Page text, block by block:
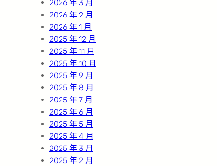
2026 年 3 月
2026 年 2 月
2026 年 1 月
2025 年 12 月
2025 年 11 月
2025 年 10 月
2025 年 9 月
2025 年 8 月
2025 年 7 月
2025 年 6 月
2025 年 5 月
2025 年 4 月
2025 年 3 月
2025 年 2 月